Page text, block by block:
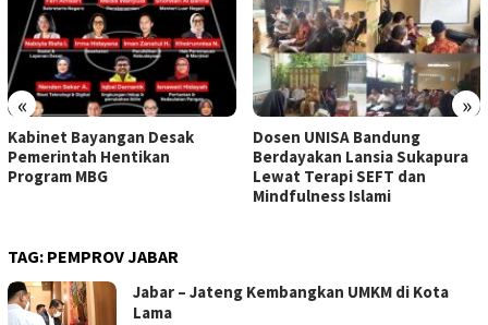
« »
Kabinet Bayangan Desak
Pemerintah Hentikan
Program MBG
Dosen UNISA Bandung
Berdayakan Lansia Sukapura
Lewat Terapi SEFT dan
Mindfulness Islami
TAG: PEMPROV JABAR
Jabar – Jateng Kembangkan UMKM di Kota
Lama